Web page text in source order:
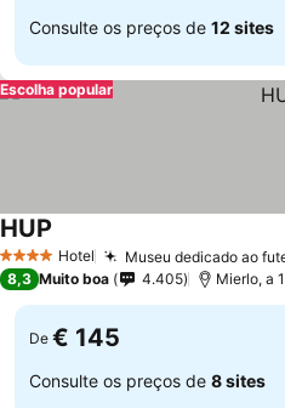
Consulte os preços de 12 sites
Escolha popular
4 EstrelasHotel Museu dedicado ao
HUP
8,3 Muito boa 4.405 Mierlo, a
De € 145
Consulte os preços de 8 sites